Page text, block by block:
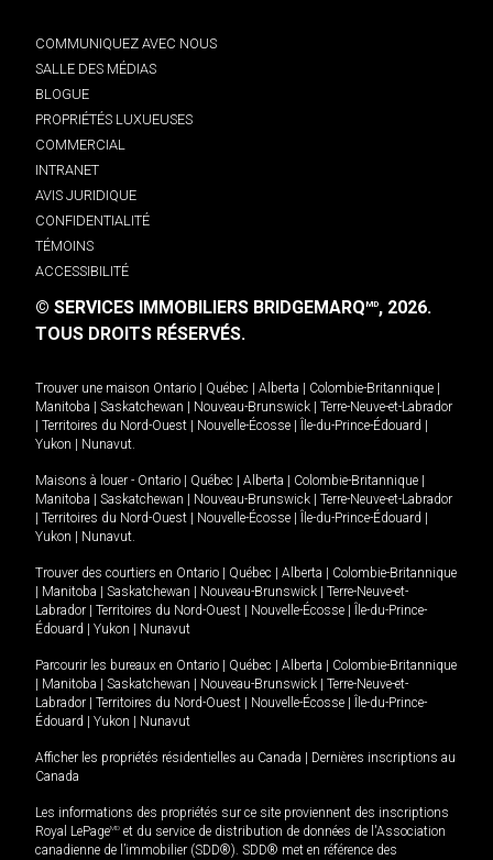
COMMUNIQUEZ AVEC NOUS
SALLE DES MÉDIAS
BLOGUE
PROPRIÉTÉS LUXUEUSES
COMMERCIAL
INTRANET
AVIS JURIDIQUE
CONFIDENTIALITÉ
TÉMOINS
ACCESSIBILITÉ
© SERVICES IMMOBILIERS BRIDGEMARQMD, 2026.
TOUS DROITS RÉSERVÉS.
Trouver une maison Ontario Québec Alberta Colombie-Britannique
Manitoba
Saskatchewan Nouveau-Brunswick
Terre-Neuve-et-Labrador
Territoires du Nord-Ouest Nouvelle-Écosse Île-du-Prince-Édouard
Yukon
Nunavut.
Maisons à louer - Ontario Québec Alberta Colombie-Britannique
Manitoba
Saskatchewan Nouveau-Brunswick
Terre-Neuve-et-Labrador
Territoires du Nord-Ouest Nouvelle-Écosse Île-du-Prince-Édouard
Yukon
Nunavut.
Trouver des courtiers en Ontario Québec Alberta
Colombie-Britannique
Manitoba Saskatchewan Nouveau-Brunswick
Terre-Neuve-et-
Labrador
Territoires du Nord-Ouest Nouvelle-Écosse
Île-du-Prince-
Édouard
Yukon Nunavut
Parcourir les bureaux en Ontario Québec Alberta
Colombie-Britannique
Manitoba Saskatchewan Nouveau-Brunswick
Terre-Neuve-et-
Labrador
Territoires du Nord-Ouest Nouvelle-Écosse
Île-du-Prince-
Édouard
Yukon Nunavut
Afficher les propriétés résidentielles au Canada
Dernières inscriptions au
Canada
Les informations des propriétés sur ce site proviennent des inscriptions
Royal LePageMD et du service de distribution de données de l'Association
canadienne de l’immobilier (SDD®). SDD® met en référence des